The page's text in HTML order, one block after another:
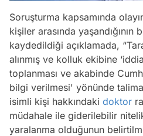
Soruşturma kapsamında
kişiler arasında yaşandığının
kaydedildiği açıklamada,
alınmış ve kolluk ekibine
toplanması ve akabinde
bilgi verilmesi' yönünde
isimli kişi hakkındaki doktor
müdahale ile giderilebilir
yaralanma olduğunun